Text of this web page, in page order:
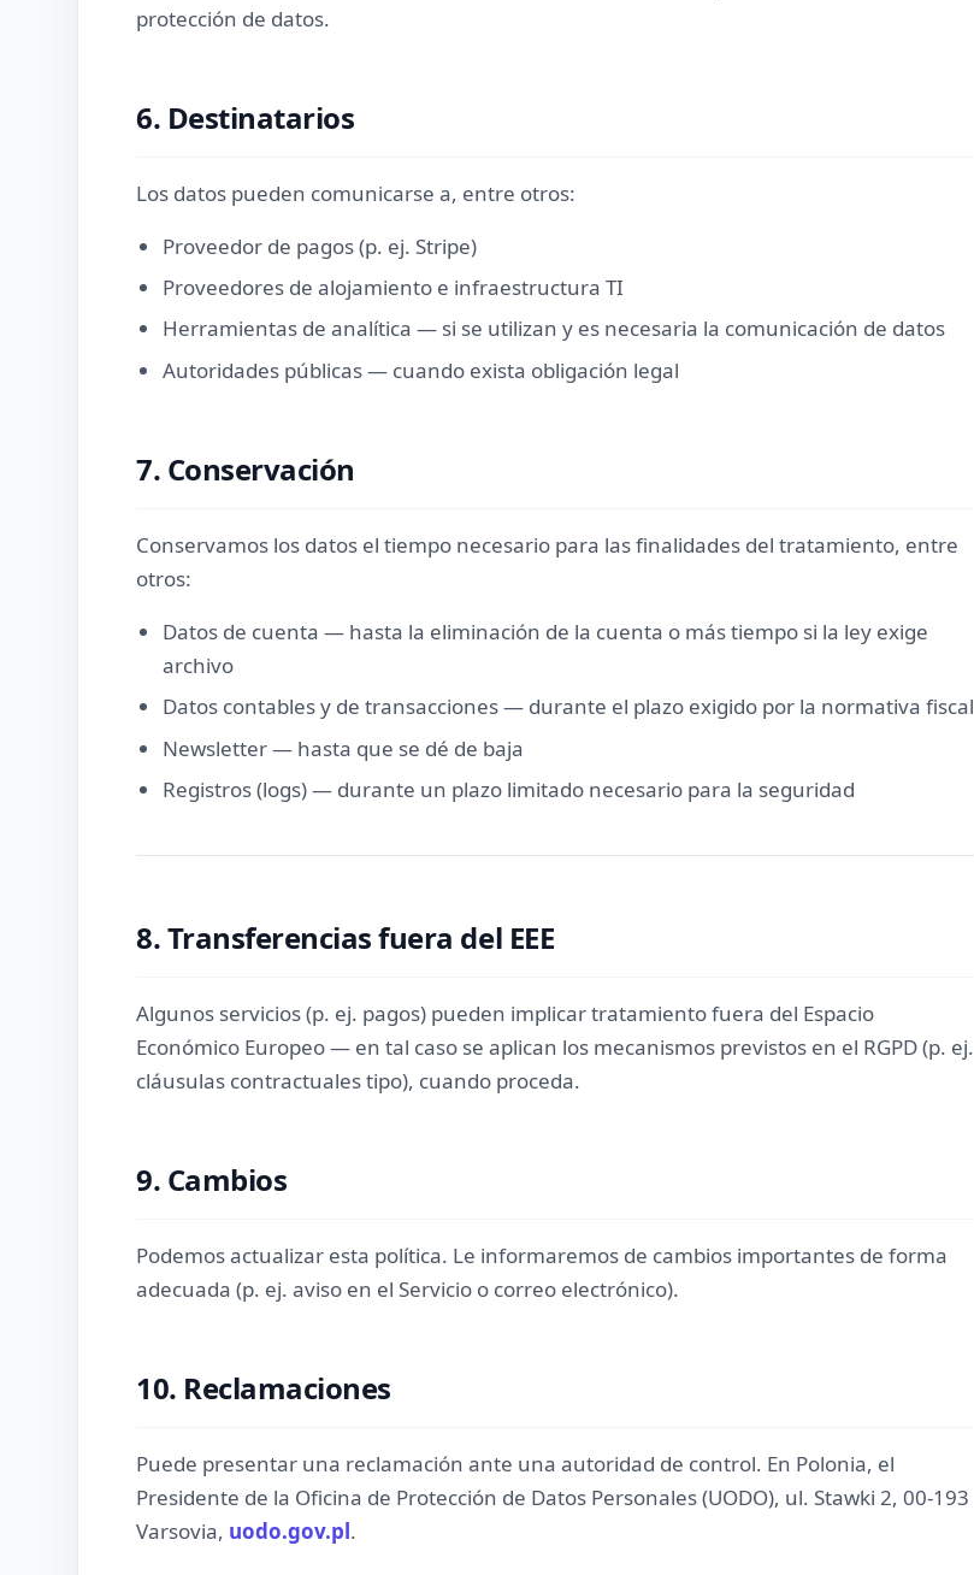
protección de datos.
6. Destinatarios
Los datos pueden comunicarse a, entre otros:
Proveedor de pagos (p. ej. Stripe)
Proveedores de alojamiento e infraestructura TI
Herramientas de analítica — si se utilizan y es necesaria la comunicación de datos
Autoridades públicas — cuando exista obligación legal
7. Conservación
Conservamos los datos el tiempo necesario para las finalidades del tratamiento, entre
otros:
Datos de cuenta — hasta la eliminación de la cuenta o más tiempo si la ley exige
archivo
Datos contables y de transacciones — durante el plazo exigido por la normativa fiscal
Newsletter — hasta que se dé de baja
Registros (logs) — durante un plazo limitado necesario para la seguridad
8. Transferencias fuera del EEE
Algunos servicios (p. ej. pagos) pueden implicar tratamiento fuera del Espacio
Económico Europeo — en tal caso se aplican los mecanismos previstos en el RGPD (p. ej.
cláusulas contractuales tipo), cuando proceda.
9. Cambios
Podemos actualizar esta política. Le informaremos de cambios importantes de forma
adecuada (p. ej. aviso en el Servicio o correo electrónico).
10. Reclamaciones
Puede presentar una reclamación ante una autoridad de control. En Polonia, el
Presidente de la Oficina de Protección de Datos Personales (UODO), ul. Stawki 2, 00-193
Varsovia, uodo.gov.pl.